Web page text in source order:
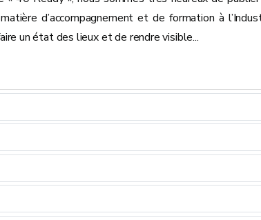
d’accompagnement et de formation à
un état des lieux et de rendre visible...